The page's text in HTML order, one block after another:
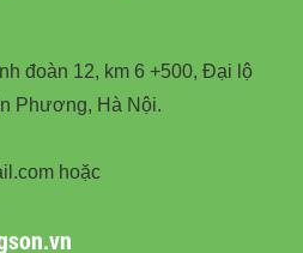
đoàn 12, km 6 +500, Đại lộ
Phương, Hà Nội.
hoặc